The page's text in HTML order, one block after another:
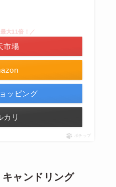
大11倍！／
市場
ッピング
カリ
ポチップ
ャンドリング